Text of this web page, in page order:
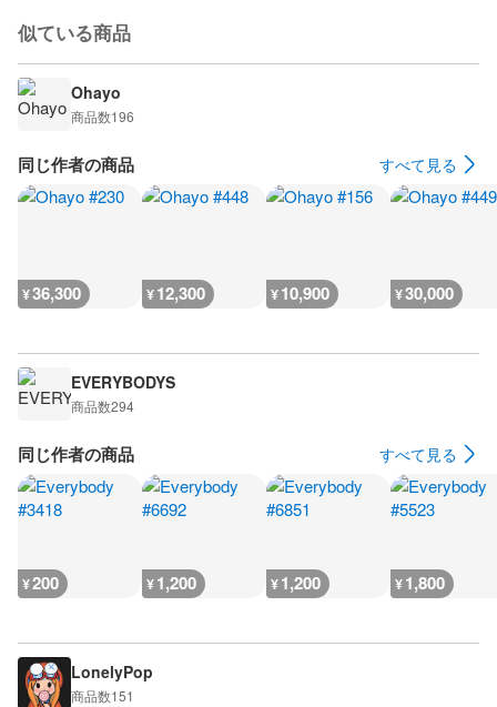
似ている商品
Ohayo
商品数196
同じ作者の商品 すべて見る
¥36,300 ¥12,300 ¥10,900 ¥30,000
EVERYBODYS
商品数294
同じ作者の商品 すべて見る
¥200 ¥1,200 ¥1,200 ¥1,800
LonelyPop
商品数151